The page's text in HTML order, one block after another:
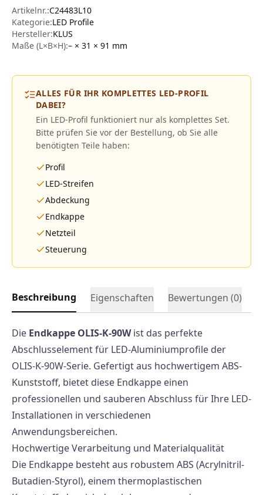
Artikelnr.:C24483L10
Kategorie:LED Profile
Hersteller:KLUS
Maße (L×B×H):– × 31 × 91 mm
ALLES FÜR IHR KOMPLETTES LED-PROFIL
DABEI?
Ein LED-Profil funktioniert nur als komplettes Set.
Bitte prüfen Sie vor der Bestellung, ob Sie alle
benötigten Teile haben:
Profil
LED-Streifen
Abdeckung
Endkappe
Netzteil
Steuerung
Beschreibung Eigenschaften Bewertungen (0)
Die Endkappe OLIS-K-90Wist das perfekte
Abschlusselement für LED-Aluminiumprofile der
OLIS-K-90W-Serie. Gefertigt aus hochwertigem ABS-
Kunststoff, bietet diese Endkappe einen
professionellen und sauberen Abschluss für Ihre LED-
Installationen in verschiedenen
Anwendungsbereichen.
Hochwertige Verarbeitung und Materialqualität
Die Endkappe besteht aus robustem ABS (Acrylnitril-
Butadien-Styrol), einem thermoplastischen